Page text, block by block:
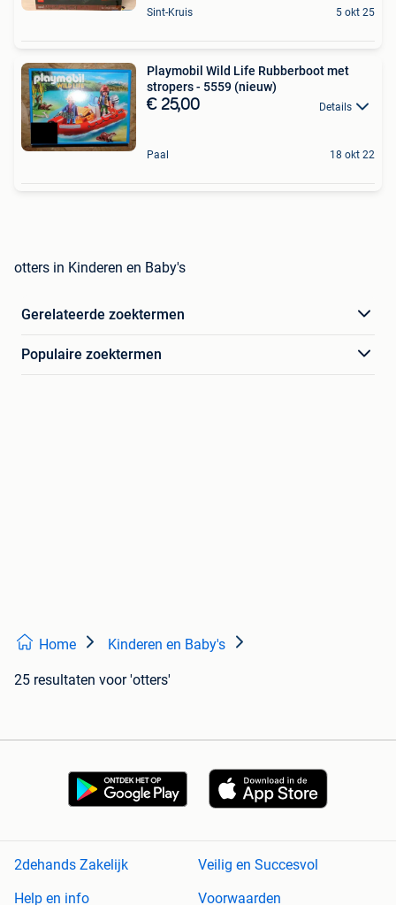
Sint-Kruis 5 okt 25
Playmobil Wild Life Rubberboot met
stropers - 5559 (nieuw)
€ 25,00 Details
Paal 18 okt 22
otters in Kinderen en Baby's
Gerelateerde zoektermen
Populaire zoektermen
Home Kinderen en Baby's
25 resultaten voor 'otters'
2dehands Zakelijk
Veilig en Succesvol
Help en info
Voorwaarden